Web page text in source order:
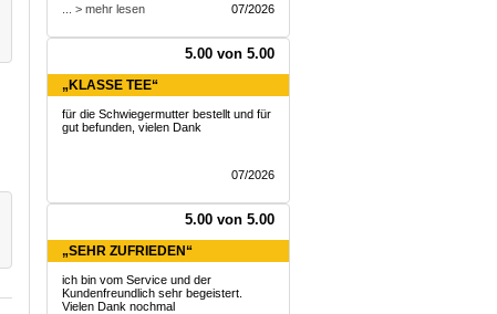
... > mehr lesen
07/2026
5.00 von 5.00
„KLASSE TEE“
für die Schwiegermutter bestellt und für
gut befunden, vielen Dank
07/2026
5.00 von 5.00
„SEHR ZUFRIEDEN“
ich bin vom Service und der
Kundenfreundlich sehr begeistert.
Vielen Dank nochmal